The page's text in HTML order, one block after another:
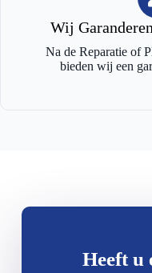
Wij
Na de Reparatie of
bieden wij een
Heeft u